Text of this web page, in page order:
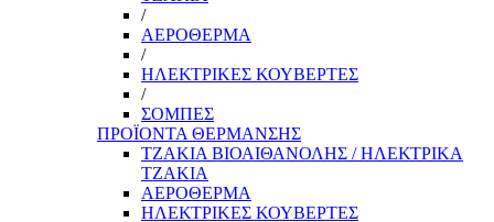
/
ΑΕΡΟΘΕΡΜΑ
/
ΗΛΕΚΤΡΙΚΕΣ ΚΟΥΒΕΡΤΕΣ
/
ΣΟΜΠΕΣ
ΠΡΟΪΟΝΤΑ ΘΕΡΜΑΝΣΗΣ
ΤΖΑΚΙΑ ΒΙΟΑΙΘΑΝΟΛΗΣ / ΗΛΕΚΤΡΙΚΑ
ΤΖΑΚΙΑ
ΑΕΡΟΘΕΡΜΑ
ΗΛΕΚΤΡΙΚΕΣ ΚΟΥΒΕΡΤΕΣ